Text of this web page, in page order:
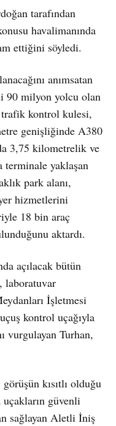
tarafından
havalimanında
ettiğini söyledi.
anımsatan
90 milyon yolcu olan
trafik kontrol kulesi,
genişliğinde A380
3,75 kilometrelik ve
yaklaşan
park alanı,
hizmetlerini
18 bin araç
aktardı.
açılacak bütün
laboratuvar
İşletmesi
kontrol uçağıyla
vurgulayan Turhan,
kısıtlı olduğu
güvenli
sağlayan Aletli İniş